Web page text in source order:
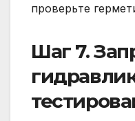
проверьте
Шаг 7.